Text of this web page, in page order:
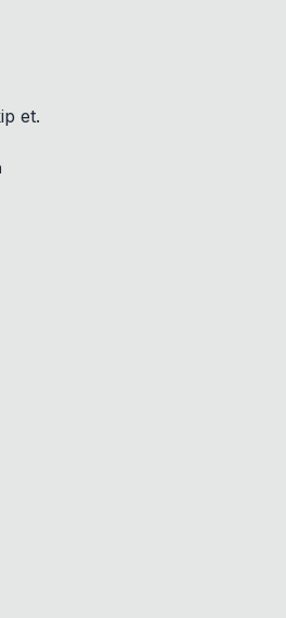
et.